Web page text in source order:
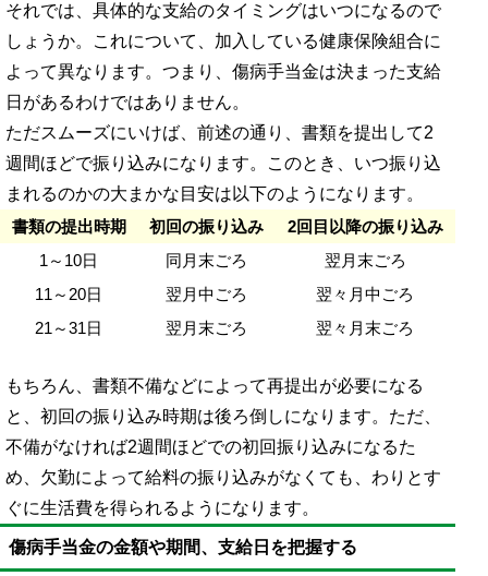
それでは、具体的な支給のタイミングはいつになるので
しょうか。これについて、加入している健康保険組合に
よって異なります。つまり、傷病手当金は決まった支給
日があるわけではありません。
ただスムーズにいけば、前述の通り、書類を提出して2
週間ほどで振り込みになります。このとき、いつ振り込
まれるのかの大まかな目安は以下のようになります。
書類の提出時期
初回の振り込み
2回目以降の振り込み
1～10日
同月末ごろ
翌月末ごろ
11～20日
翌月中ごろ
翌々月中ごろ
21～31日
翌月末ごろ 翌々月末ごろ
もちろん、書類不備などによって再提出が必要になる
と、初回の振り込み時期は後ろ倒しになります。ただ、
不備がなければ2週間ほどでの初回振り込みになるた
め、欠勤によって給料の振り込みがなくても、わりとす
ぐに生活費を得られるようになります。
傷病手当金の金額や期間、支給日を把握する